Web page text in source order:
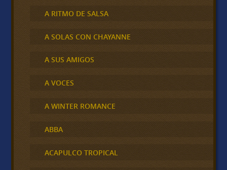
A RITMO DE SALSA
A SOLAS CON CHAYANNE
A SUS AMIGOS
A VOCES
A WINTER ROMANCE
ABBA
ACAPULCO TROPICAL